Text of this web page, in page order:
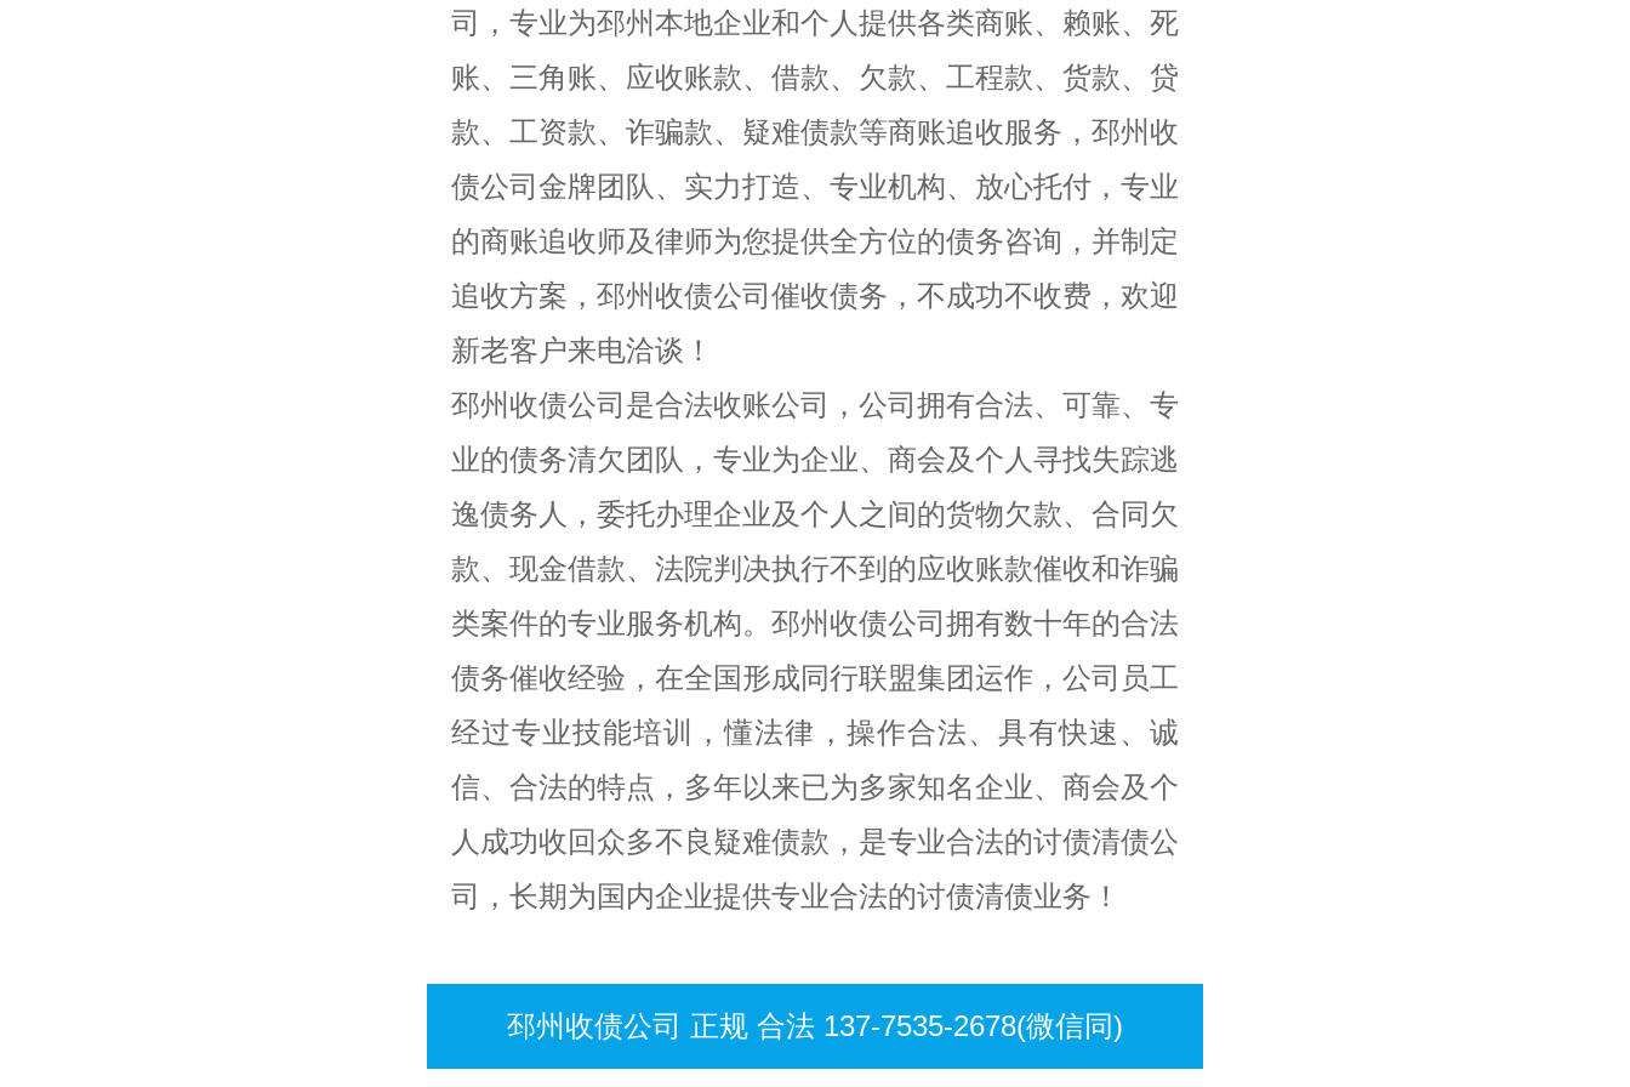
司，专业为邳州本地企业和个人提供各类商账、赖账、死
账、三角账、应收账款、借款、欠款、工程款、货款、贷
款、工资款、诈骗款、疑难债款等商账追收服务，邳州收
债公司金牌团队、实力打造、专业机构、放心托付，专业
的商账追收师及律师为您提供全方位的债务咨询，并制定
追收方案，邳州收债公司催收债务，不成功不收费，欢迎
新老客户来电洽谈！
邳州收债公司是合法收账公司，公司拥有合法、可靠、专
业的债务清欠团队，专业为企业、商会及个人寻找失踪逃
逸债务人，委托办理企业及个人之间的货物欠款、合同欠
款、现金借款、法院判决执行不到的应收账款催收和诈骗
类案件的专业服务机构。邳州收债公司拥有数十年的合法
债务催收经验，在全国形成同行联盟集团运作，公司员工
经过专业技能培训，懂法律，操作合法、具有快速、诚
信、合法的特点，多年以来已为多家知名企业、商会及个
人成功收回众多不良疑难债款，是专业合法的讨债清债公
司，长期为国内企业提供专业合法的讨债清债业务！
邳州收债公司 正规 合法 137-7535-2678(微信同)